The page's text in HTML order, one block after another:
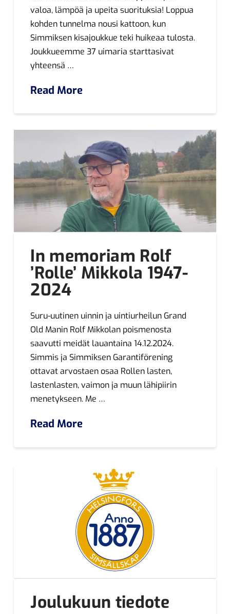
valoa, lämpöä ja upeita suorituksia! Loppua
kohden tunnelma nousi kattoon, kun
Simmiksen kisajoukkue teki huikeaa tulosta.
Joukkueemme 37 uimaria starttasivat
yhteensä …
Read More
In memoriam Rolf
’Rolle’ Mikkola 1947-
2024
Suru-uutinen uinnin ja uintiurheilun Grand
Old Manin Rolf Mikkolan poismenosta
saavutti meidät lauantaina 14.12.2024.
Simmis ja Simmiksen Garantiförening
ottavat arvostaen osaa Rollen lasten,
lastenlasten, vaimon ja muun lähipiirin
menetykseen. Me …
Read More
Joulukuun tiedote